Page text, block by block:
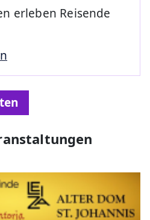
erleben Reisende